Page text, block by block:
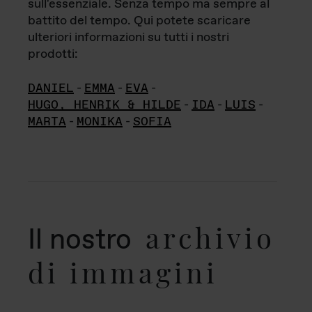
sull'essenziale. Senza tempo ma sempre al
battito del tempo. Qui potete scaricare
ulteriori informazioni su tutti i nostri
prodotti:
DANIEL - EMMA - EVA -
HUGO, HENRIK & HILDE - IDA - LUIS -
MARTA - MONIKA - SOFIA
Il nostro archivio
di immagini